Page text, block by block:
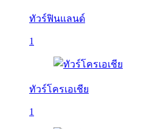
ทัวร์ฟินแลนด์
1
ทัวร์โครเอเชีย
1